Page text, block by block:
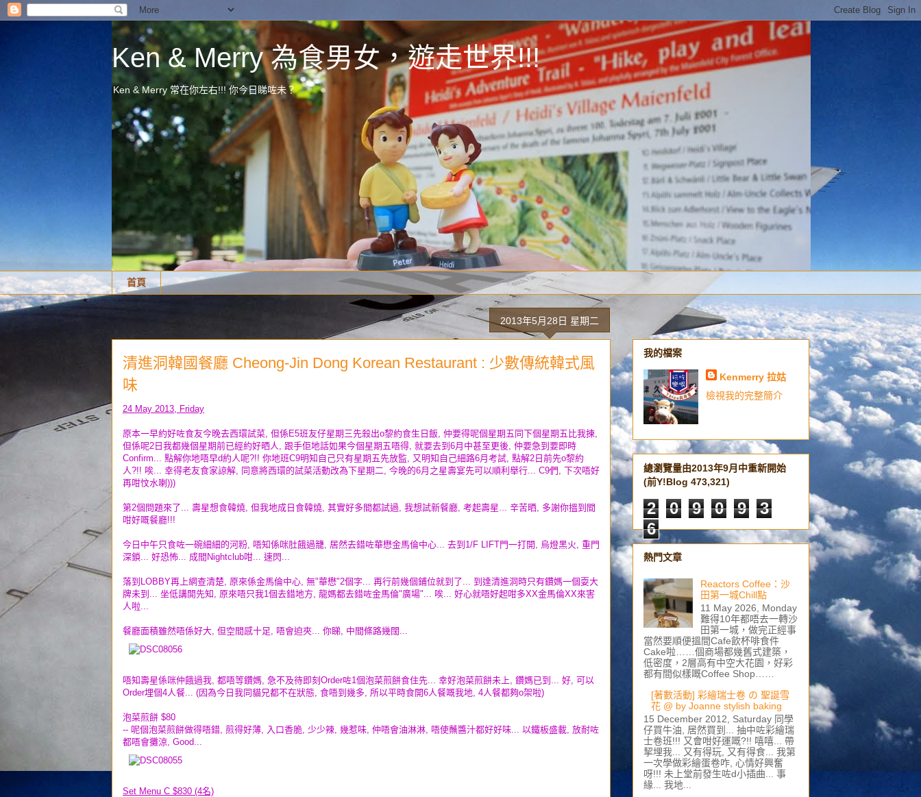
Ken & Merry 為食男女，遊走世界!!!
Ken & Merry 常在你左右!!! 你今日睇咗未？
首頁
2013年5月28日 星期二
清進洞韓國餐廳 Cheong-Jin Dong Korean Restaurant : 少數傳統韓式風
味
24 May 2013, Friday
原本一早約好咗食友今晚去西環試菜, 但係E5班友仔星期三先殺出o黎約食生日飯, 仲要得呢個星期五同下個星期五比我揀,
但係呢2日我都幾個星期前已經約好晒人, 跟手佢地話如果今個星期五唔得, 就要去到6月中甚至更後, 仲要急到要即時
Confirm... 點解你地唔早d約人呢?!! 你地班C9明知自己只有星期五先放監, 又明知自己細路6月考試, 點解2日前先o黎約
人?!! 唉... 幸得老友食家諒解, 同意將西環的試菜活動改為下星期二, 今晚的6月之星壽宴先可以順利舉行... C9們, 下次唔好
再咁忟水喇)))
第2個問題來了... 壽星想食韓燒, 但我地成日食韓燒, 其實好多間都試過, 我想試新餐廳, 考起壽星... 辛苦晒, 多謝你搵到間
咁好嘅餐廳!!!
今日中午只食咗一碗細細的河粉, 唔知係咪肚餓過籠, 居然去錯咗華懋金馬倫中心... 去到1/F LIFT門一打開, 烏燈黑火, 重門
深鎖... 好恐怖... 成間Nightclub咁... 速閃...
落到LOBBY再上網查清楚, 原來係金馬倫中心, 無"華懋"2個字... 再行前幾個鋪位就到了... 到達清進洞時只有鑽媽一個耍大
牌未到... 坐低講開先知, 原來唔只我1個去錯地方, 龍媽都去錯咗金馬倫"廣場"... 唉... 好心就唔好起咁多XX金馬倫XX來害
人啦...
餐廳面積雖然唔係好大, 但空間感十足, 唔會迫夾... 你睇, 中間條路幾闊...
唔知壽星係咪仲餓過我, 都唔等鑽媽, 急不及待即刻Order咗1個泡菜煎餅食住先... 幸好泡菜煎餅未上, 鑽媽已到... 好, 可以
Order埋個4人餐... (因為今日我同貓兄都不在狀態, 食唔到幾多, 所以平時食開6人餐嘅我地, 4人餐都夠o架啦)
泡菜煎餅 $80
-- 呢個泡菜煎餅做得唔錯, 煎得好薄, 入口香脆, 少少辣, 幾惹味, 仲唔會油淋淋, 唔使蘸醬汁都好好味... 以鐵板盛載, 放耐咗
都唔會攤涼, Good...
Set Menu C $830 (4名)
我的檔案
Kenmerry 拉姑
檢視我的完整簡介
總瀏覽量由2013年9月中重新開始
(前Y!Blog 473,321)
2 0 9 0 9
3
6
熱門文章
Reactors Coffee：沙
田第一城Chill點
11 May 2026, Monday
難得10年都唔去一轉沙
田第一城，做完正經事
當然要順便搵間Cafe飲杯啡食件
Cake啦……個商場都幾舊式建築，
低密度，2層高有中空大花園，好彩
都有間似樣嘅Coffee Shop……
[著數活動] 彩繪瑞士卷 の 聖誕雪
花 @ by Joanne stylish baking
15 December 2012, Saturday 同學
仔買牛油, 居然買到... 抽中咗彩繪瑞
士卷班!!! 又會咁好運嘅?!! 嘻嘻... 帶
挈埋我... 又有得玩, 又有得食... 我第
一次學做彩繪蛋卷咋, 心情好興奮
呀!!! 未上堂前發生咗d小插曲... 事
緣... 我地...